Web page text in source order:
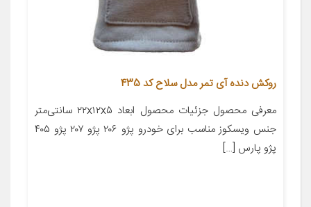
روکش دنده آی تمر مدل سلاح کد 435
معرفی محصول جزئیات محصول ابعاد ۲۲x۱۲x۵ سانتی‌متر
جنس ویسکوز مناسب برای خودرو پژو ۲۰۶ پژو ۲۰۷ پژو ۴۰۵
پژو پارس […]